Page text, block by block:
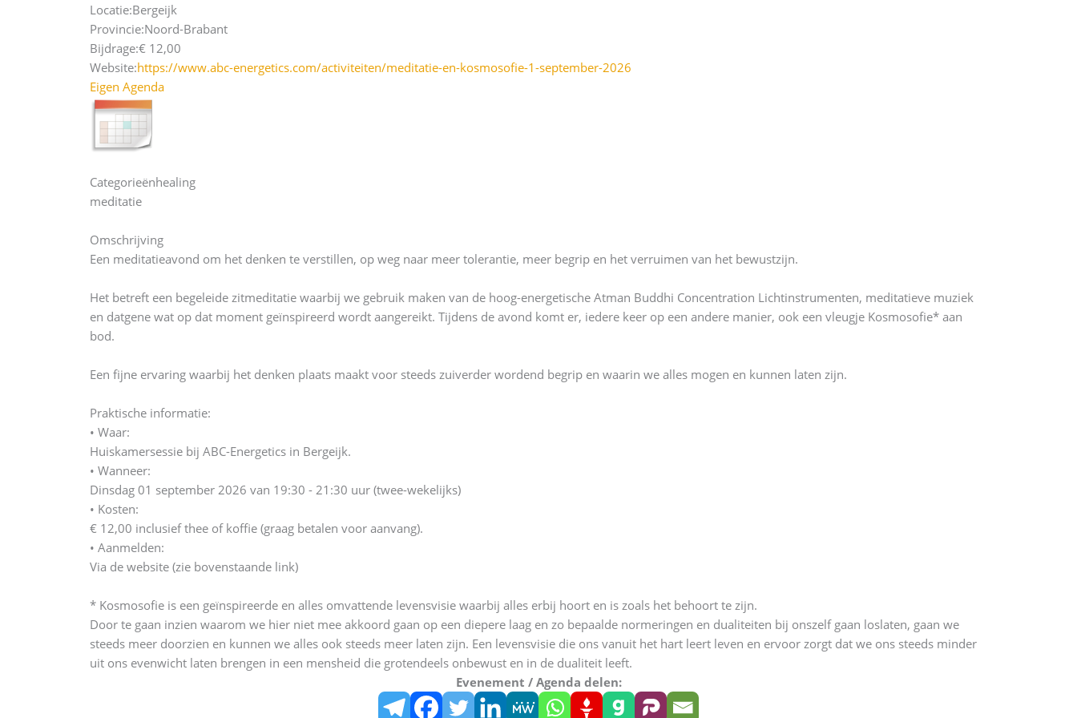
Locatie:Bergeijk
Provincie:Noord-Brabant
Bijdrage:€ 12,00
Website:https://www.abc-energetics.com/activiteiten/meditatie-en-kosmosofie-1-september-2026
Eigen Agenda
Categorieënhealing
meditatie
Omschrijving
Een meditatieavond om het denken te verstillen, op weg naar meer tolerantie, meer begrip en het verruimen van het bewustzijn.
Het betreft een begeleide zitmeditatie waarbij we gebruik maken van de hoog-energetische Atman Buddhi Concentration Lichtinstrumenten, meditatieve muziek
en datgene wat op dat moment geïnspireerd wordt aangereikt. Tijdens de avond komt er, iedere keer op een andere manier, ook een vleugje Kosmosofie* aan
bod.
Een fijne ervaring waarbij het denken plaats maakt voor steeds zuiverder wordend begrip en waarin we alles mogen en kunnen laten zijn.
Praktische informatie:
• Waar:
Huiskamersessie bij ABC-Energetics in Bergeijk.
• Wanneer:
Dinsdag 01 september 2026 van 19:30 - 21:30 uur (twee-wekelijks)
• Kosten:
€ 12,00 inclusief thee of koffie (graag betalen voor aanvang).
• Aanmelden:
Via de website (zie bovenstaande link)
* Kosmosofie is een geïnspireerde en alles omvattende levensvisie waarbij alles erbij hoort en is zoals het behoort te zijn.
Door te gaan inzien waarom we hier niet mee akkoord gaan op een diepere laag en zo bepaalde normeringen en dualiteiten bij onszelf gaan loslaten, gaan we
steeds meer doorzien en kunnen we alles ook steeds meer laten zijn. Een levensvisie die ons vanuit het hart leert leven en ervoor zorgt dat we ons steeds minder
uit ons evenwicht laten brengen in een mensheid die grotendeels onbewust en in de dualiteit leeft.
Evenement / Agenda delen: